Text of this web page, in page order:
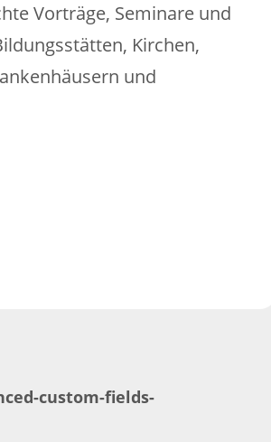
Vorträge, Seminare und
Kirchen,
und
custom-fields-